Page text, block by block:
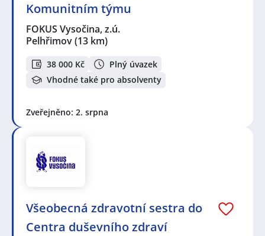
Komunitním týmu
FOKUS Vysočina, z.ú.
Pelhřimov(13 km)
38 000 Kč
Plný úvazek
Vhodné také pro absolventy
Zveřejněno: 2. srpna
Všeobecná zdravotní sestra do
Centra duševního zdraví